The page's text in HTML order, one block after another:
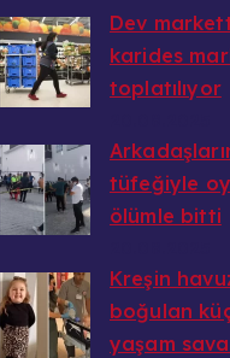
Dev
karides
toplatılıyor
tüfeğiyle
ölümle bitti
Kreşin
boğulan
yaşam